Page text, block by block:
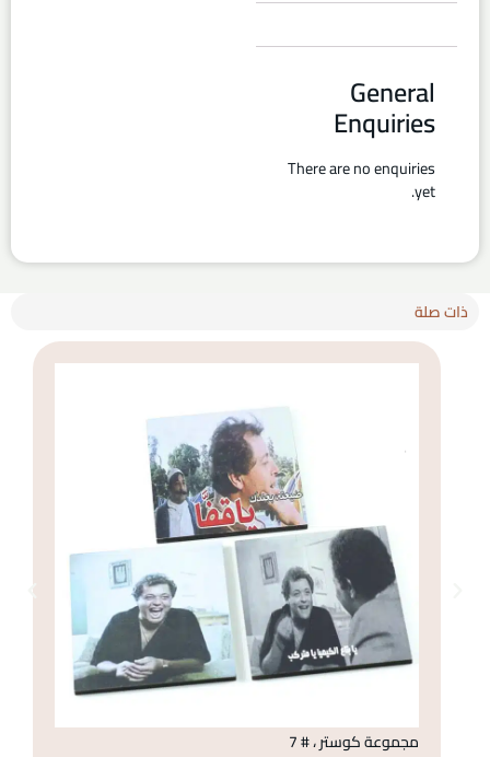
General
Enquiries
There are no enquiries
yet.
ذات صلة
مجموعة كوستر ، # 7